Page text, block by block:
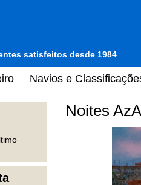
satisfeitos desde 1984
Navios e
Noites